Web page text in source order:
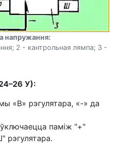
напружання:
2 - кантрольная лямпа; 3 -
У):
«В» рэгулятара, «-» да
паміж "+"
рэгулятара.